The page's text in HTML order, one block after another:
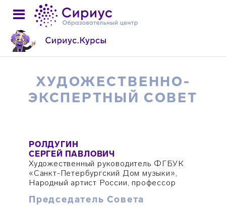
ХУДОЖЕСТВЕННО-
ЭКСПЕРТНЫЙ СОВЕТ
Председатель Совета
Художественный руководитель ФГБУК
«Санкт-Петербургский Дом музыки»,
Народный артист России, профессор
РОЛДУГИН
СЕРГЕЙ ПАВЛОВИЧ